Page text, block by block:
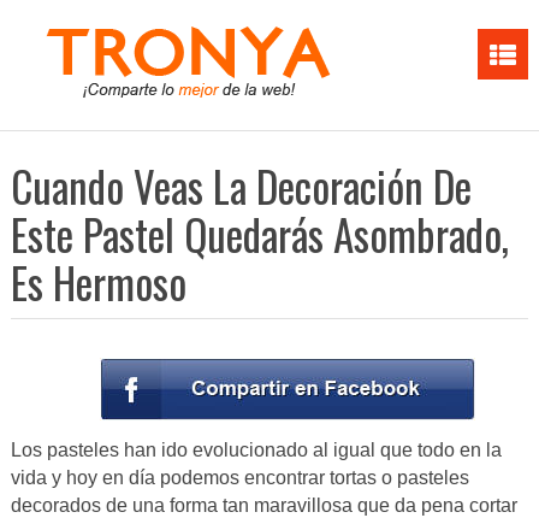
Cuando Veas La Decoración De
Este Pastel Quedarás Asombrado,
Es Hermoso
Los pasteles han ido evolucionado al igual que todo en la
vida y hoy en día podemos encontrar tortas o pasteles
decorados de una forma tan maravillosa que da pena cortar